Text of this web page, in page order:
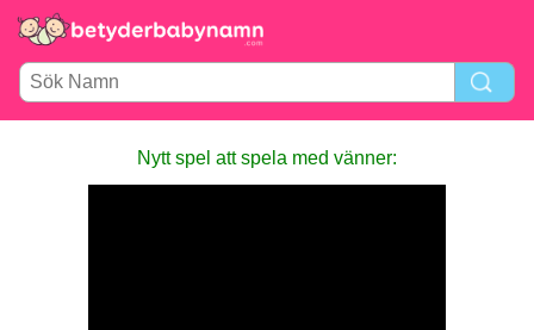
Nytt spel att spela med vänner: